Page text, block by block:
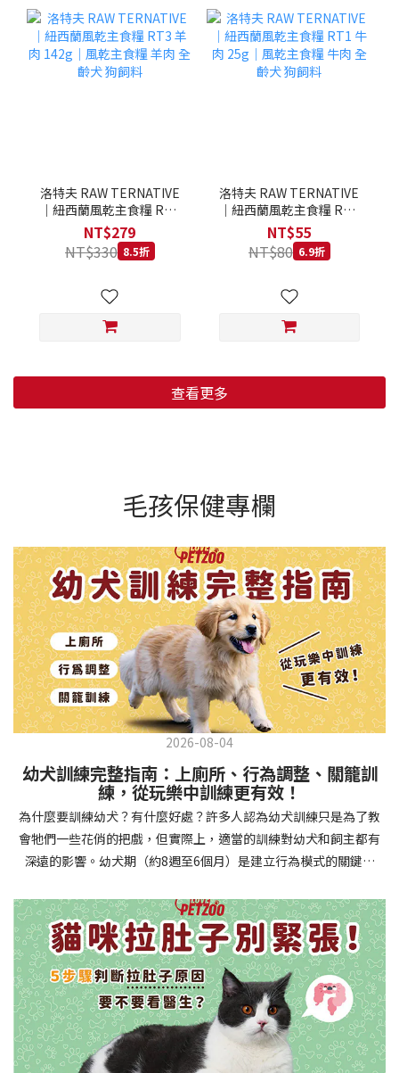
洛特夫 RAW TERNATIVE
｜紐西蘭風乾主食糧 RT3
羊肉 142g｜風乾主食糧 羊
肉 全齡犬 狗飼料
NT$279
NT$330 8.5折
洛特夫 RAW TERNATIVE
｜紐西蘭風乾主食糧 RT1
牛肉 25g｜風乾主食糧 牛
肉 全齡犬 狗飼料
NT$55
NT$80 6.9折
查看更多
毛孩保健專欄
2026-08-04
幼犬訓練完整指南：上廁所、行為調整、關籠訓
練，從玩樂中訓練更有效！
為什麼要訓練幼犬？有什麼好處？許多人認為幼犬訓練只是為了教
會牠們一些花俏的把戲，但實際上，適當的訓練對幼犬和飼主都有
深遠的影響。幼犬期（約8週至6個月）是建立行為模式的關鍵時
的行為問題，並建立人犬間的健康關係。 建立安全健康的生活環境
透過基礎訓練，幼犬能學會家居規則，避免危險行為和破壞家具。
像是「不」和「放下」等指令可以阻止幼犬咬電線或誤食有害物
質，有效降低居家意外風險。規律的如廁訓練則能養成良好衛生習
慣，讓家中環境保持乾淨舒適。增強溝通與信任關係訓練過程就像
建立一種共同語言，幫助你和幼犬更好地理解彼此。當幼犬學會回
應你的指令，不只增加了互動機會，也建立了主人作為領導者的地
位。正向獎勵式訓練更能培養幼犬對你的信任感，強化情感連結，